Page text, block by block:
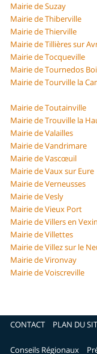
Mairie de Suzay
Mairie de Thiberville
Mairie de Thierville
Mairie de Tillières sur
Mairie de Tocqueville
Mairie de Tournedos
Mairie de Tourville la
Mairie de Toutainville
Mairie de Trouville la
Mairie de Valailles
Mairie de Vandrimare
Mairie de Vascœuil
Mairie de Vaux sur Eure
Mairie de Verneusses
Mairie de Vesly
Mairie de Vieux Port
Mairie de Villers en Vexin
Mairie de Villettes
Mairie de Villez sur le
Mairie de Vironvay
Mairie de Voiscreville
CONTACT PLAN DU
Conseils Régionaux